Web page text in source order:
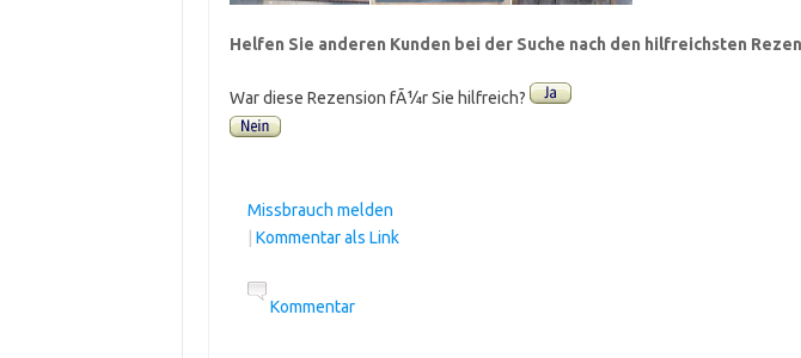
Helfen Sie anderen Kunden bei der Suche nach den hilfreichsten
War diese Rezension fÃ¼r Sie hilfreich?
Missbrauch melden
Kommentar als Link
Kommentar